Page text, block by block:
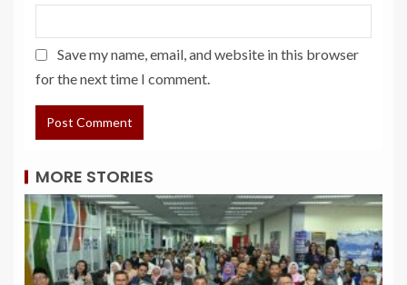
Save my name, email, and website in this browser
for the next time I comment.
MORE STORIES